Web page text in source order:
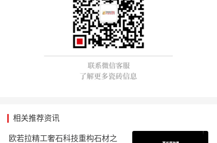
相关推荐资讯
欧若拉精工奢石科技重构石材之